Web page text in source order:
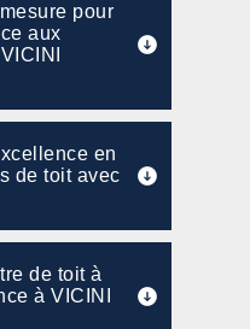
pour
aux
en
de toit avec
de toit à
à VICINI